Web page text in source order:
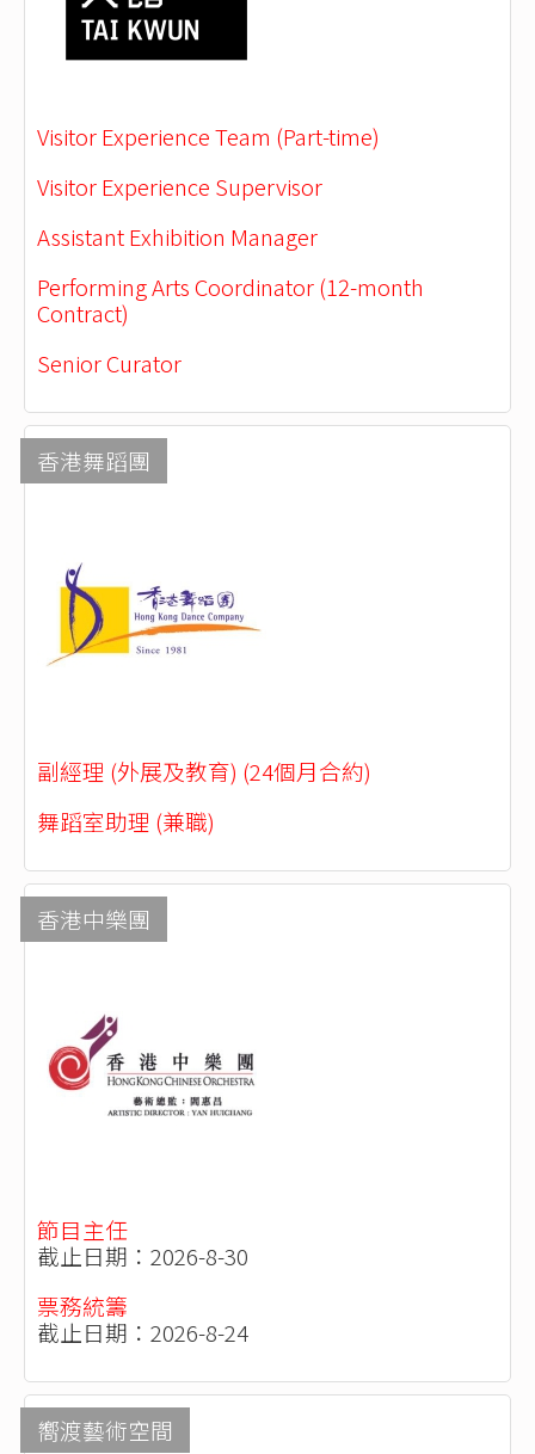
Visitor Experience Team (Part-time)
Visitor Experience Supervisor
Assistant Exhibition Manager
Performing Arts Coordinator (12-month
Contract)
Senior Curator
香港舞蹈團
副經理 (外展及教育) (24個月合約)
舞蹈室助理 (兼職)
香港中樂團
節目主任
截止日期：2026-8-30
票務統籌
截止日期：2026-8-24
嚮渡藝術空間